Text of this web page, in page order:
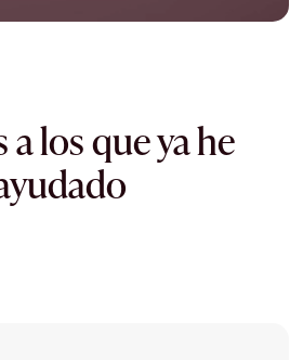
a los que ya he